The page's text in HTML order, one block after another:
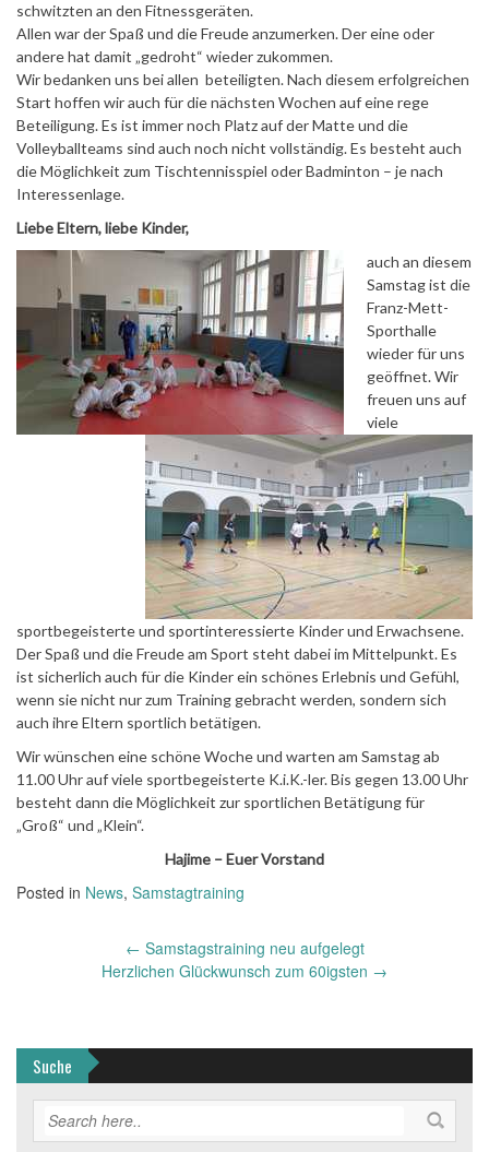
schwitzten an den Fitnessgeräten.
Allen war der Spaß und die Freude anzumerken. Der eine oder
andere hat damit „gedroht“ wieder zukommen.
Wir bedanken uns bei allen beteiligten. Nach diesem erfolgreichen
Start hoffen wir auch für die nächsten Wochen auf eine rege
Beteiligung. Es ist immer noch Platz auf der Matte und die
Volleyballteams sind auch noch nicht vollständig. Es besteht auch
die Möglichkeit zum Tischtennisspiel oder Badminton – je nach
Interessenlage.
Liebe Eltern, liebe Kinder,
auch an diesem
Samstag ist die
Franz-Mett-
Sporthalle
wieder für uns
geöffnet. Wir
freuen uns auf
viele
sportbegeisterte und sportinteressierte Kinder und Erwachsene.
Der Spaß und die Freude am Sport steht dabei im Mittelpunkt. Es
ist sicherlich auch für die Kinder ein schönes Erlebnis und Gefühl,
wenn sie nicht nur zum Training gebracht werden, sondern sich
auch ihre Eltern sportlich betätigen.
Wir wünschen eine schöne Woche und warten am Samstag ab
11.00 Uhr auf viele sportbegeisterte K.i.K.-ler. Bis gegen 13.00 Uhr
besteht dann die Möglichkeit zur sportlichen Betätigung für
„Groß“ und „Klein“.
Hajime – Euer Vorstand
Posted in News, Samstagtraining
← Samstagstraining neu aufgelegt
Herzlichen Glückwunsch zum 60igsten →
Suche